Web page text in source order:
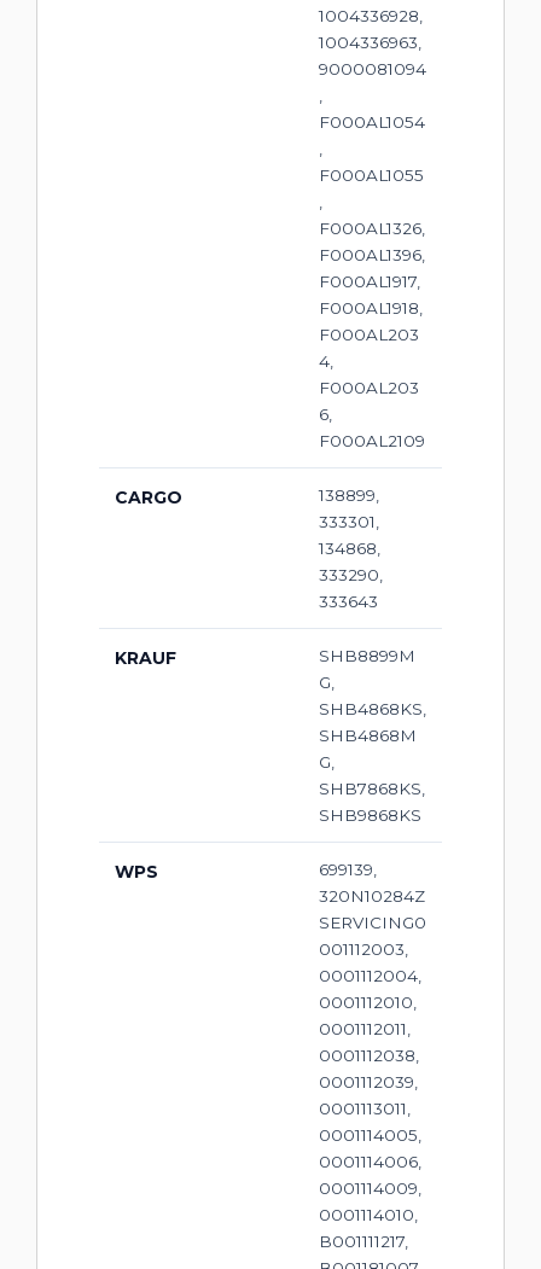
1004336928,
1004336963,
9000081094
F000AL1054
F000AL1055
F000AL1326,
F000AL1396,
F000AL1917,
F000AL1918,
F000AL203
4,
F000AL203
6,
F000AL2109
CARGO
138899,
333301,
134868,
333290,
333643
KRAUF
SHB8899M
G,
SHB4868KS,
SHB4868M
G,
SHB7868KS,
SHB9868KS
WPS
699139,
320N10284Z
SERVICING0
001112003,
0001112004,
0001112010,
0001112011,
0001112038,
0001112039,
0001113011,
0001114005,
0001114006,
0001114009,
0001114010,
B001111217,